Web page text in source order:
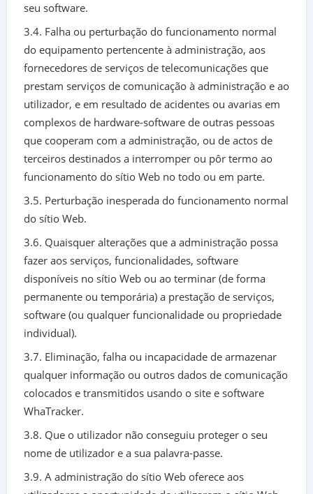
seu software.
3.4. Falha ou perturbação do funcionamento normal
do equipamento pertencente à administração, aos
fornecedores de serviços de telecomunicações que
prestam serviços de comunicação à administração e ao
utilizador, e em resultado de acidentes ou avarias em
complexos de hardware-software de outras pessoas
que cooperam com a administração, ou de actos de
terceiros destinados a interromper ou pôr termo ao
funcionamento do sítio Web no todo ou em parte.
3.5. Perturbação inesperada do funcionamento normal
do sítio Web.
3.6. Quaisquer alterações que a administração possa
fazer aos serviços, funcionalidades, software
disponíveis no sítio Web ou ao terminar (de forma
permanente ou temporária) a prestação de serviços,
software (ou qualquer funcionalidade ou propriedade
individual).
3.7. Eliminação, falha ou incapacidade de armazenar
qualquer informação ou outros dados de comunicação
colocados e transmitidos usando o site e software
WhaTracker.
3.8. Que o utilizador não conseguiu proteger o seu
nome de utilizador e a sua palavra-passe.
3.9. A administração do sítio Web oferece aos